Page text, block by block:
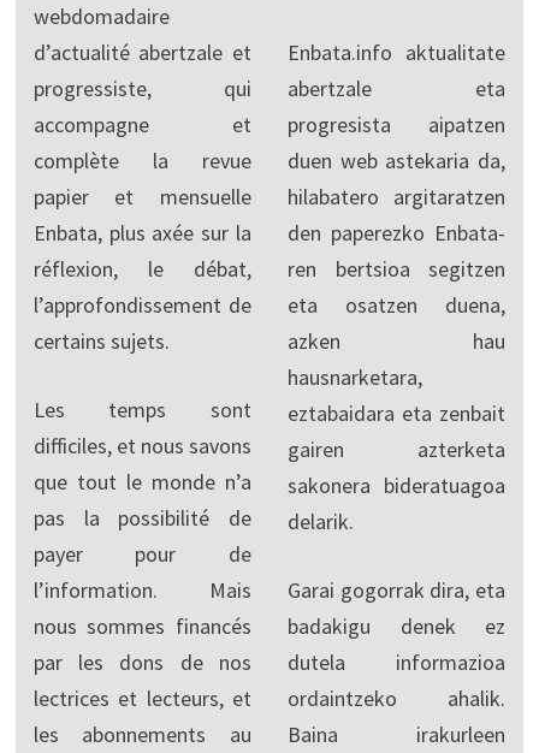
webdomadaire
d’actualité abertzale et
progressiste, qui
accompagne et
complète la revue
papier et mensuelle
Enbata, plus axée sur la
réflexion, le débat,
l’approfondissement de
certains sujets.
Les temps sont
difficiles, et nous savons
que tout le monde n’a
pas la possibilité de
payer pour de
l’information. Mais
nous sommes financés
par les dons de nos
lectrices et lecteurs, et
les abonnements au
Enbata.info aktualitate
abertzale eta
progresista aipatzen
duen web astekaria da,
hilabatero argitaratzen
den paperezko Enbata-
ren bertsioa segitzen
eta osatzen duena,
azken hau
hausnarketara,
eztabaidara eta zenbait
gairen azterketa
sakonera bideratuagoa
delarik.
Garai gogorrak dira, eta
badakigu denek ez
dutela informazioa
ordaintzeko ahalik.
Baina irakurleen